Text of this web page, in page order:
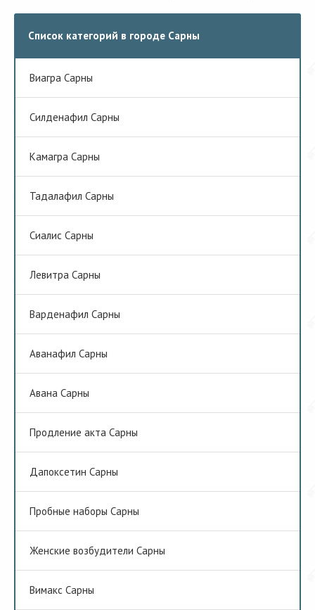
Список категорий в городе Сарны
Виагра Сарны
Cилденафил Сарны
Камагра Сарны
Тадалафил Сарны
Сиалис Сарны
Левитра Сарны
Варденафил Сарны
Аванафил Сарны
Авана Сарны
Продление акта Сарны
Дапоксетин Сарны
Пробные наборы Сарны
Женские возбудители Сарны
Вимакс Сарны